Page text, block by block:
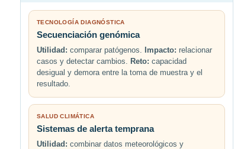
TECNOLOGÍA DIAGNÓSTICA
Secuenciación genómica
Utilidad: comparar patógenos. Impacto: relacionar
casos y detectar cambios. Reto: capacidad
desigual y demora entre la toma de muestra y el
resultado.
SALUD CLIMÁTICA
Sistemas de alerta temprana
Utilidad: combinar datos meteorológicos y